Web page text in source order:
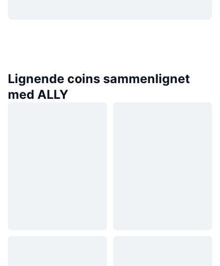
Lignende coins sammenlignet
med ALLY